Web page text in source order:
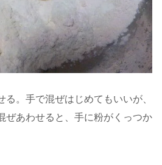
る。手で混ぜはじめてもいいが、
ぜあわせると、手に粉がくっつか